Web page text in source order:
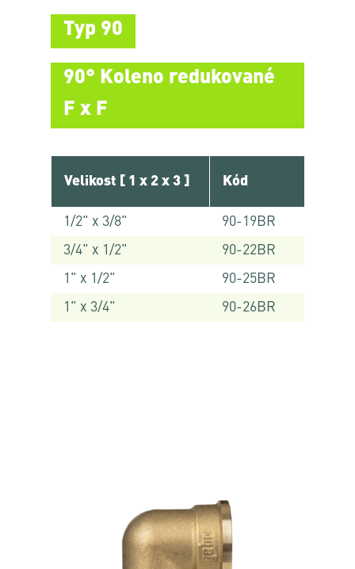
Typ 90
90° Koleno redukované
F x F
Velikost [ 1 x 2 x 3 ] Kód
1/2" x 3/8"
90-19BR
3/4" x 1/2"
90-22BR
1" x 1/2"
90-25BR
1" x 3/4"
90-26BR